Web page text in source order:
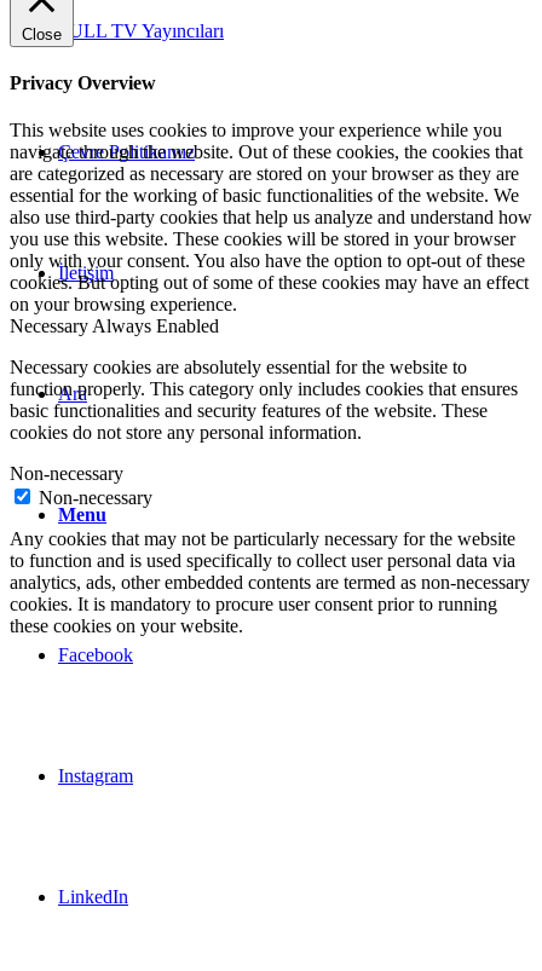
FULL TV Yayıncıları
Çevre Politikamız
İletişim
Ara
Menu
Facebook
Instagram
LinkedIn
Close
Privacy Overview
This website uses cookies to improve your experience while you
navigate through the website. Out of these cookies, the cookies that
are categorized as necessary are stored on your browser as they are
essential for the working of basic functionalities of the website. We
also use third-party cookies that help us analyze and understand how
you use this website. These cookies will be stored in your browser
only with your consent. You also have the option to opt-out of these
cookies. But opting out of some of these cookies may have an effect
on your browsing experience.
Necessary Always Enabled
Necessary cookies are absolutely essential for the website to
function properly. This category only includes cookies that ensures
basic functionalities and security features of the website. These
cookies do not store any personal information.
Non-necessary
Non-necessary
Any cookies that may not be particularly necessary for the website
to function and is used specifically to collect user personal data via
analytics, ads, other embedded contents are termed as non-necessary
cookies. It is mandatory to procure user consent prior to running
these cookies on your website.